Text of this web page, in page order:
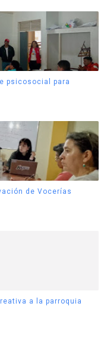
psicosocial para
de Vocerías
a la parroquia